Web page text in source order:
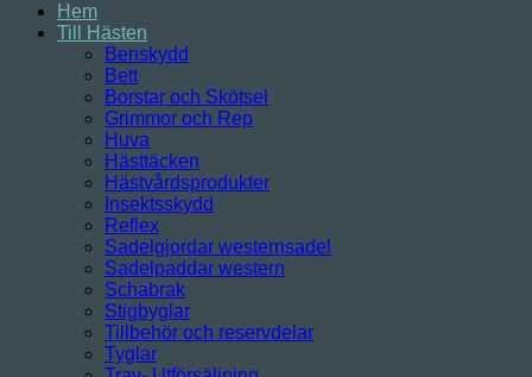
Hem
Till Hästen
Benskydd
Bett
Borstar och Skötsel
Grimmor och Rep
Huva
Hästtäcken
Hästvårdsprodukter
Insektsskydd
Reflex
Sadelgjordar westernsadel
Sadelpaddar western
Schabrak
Stigbyglar
Tillbehör och reservdelar
Tyglar